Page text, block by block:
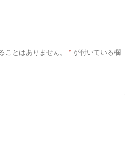
ことはありません。 * が付いている欄